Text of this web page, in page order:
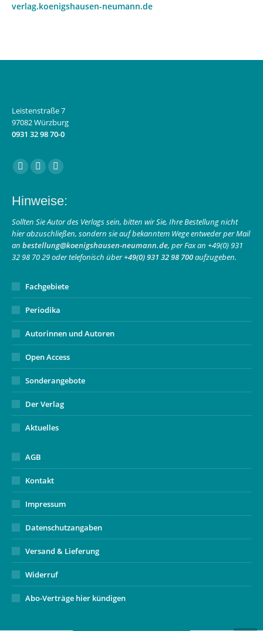
verlag.koenigshausen-neumann.de
Leistenstraße 7
97082 Würzburg
0931 32 98 70-0
Finden Sie uns auf:
Facebook
opens
in
new
window
Instagram
opens
in
new
window
E-
page
opens
in
new
window
Hinweise:
Sollten Sie Autor des Verlags sein, bitten wir Sie, Ihre Bestellung nicht
hier abzuschließen, sondern sie auf bekanntem Wege entweder per Mail
an bestellung@koenigshausen-neumann.de, per Fax an +49(0) 931
32 98 70 29 oder telefonisch über+49(0) 931 32 98 700aufzugeben.
Fachgebiete
Periodika
Autorinnen und Autoren
Open Access
Sonderangebote
Der Verlag
Aktuelles
AGB
Kontakt
Impressum
Datenschutzangaben
Versand & Lieferung
Widerruf
Abo-Verträge hier kündigen